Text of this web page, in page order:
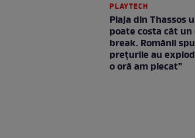
PLAYTECH
Plaja din Thassos
poate costa cât
break. Românii
prețurile au
o oră am plecat”